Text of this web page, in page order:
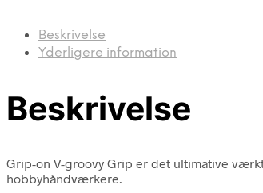
Beskrivelse
Yderligere information
Beskrivelse
Grip-on V-groovy Grip er det ultimative
hobbyhåndværkere.